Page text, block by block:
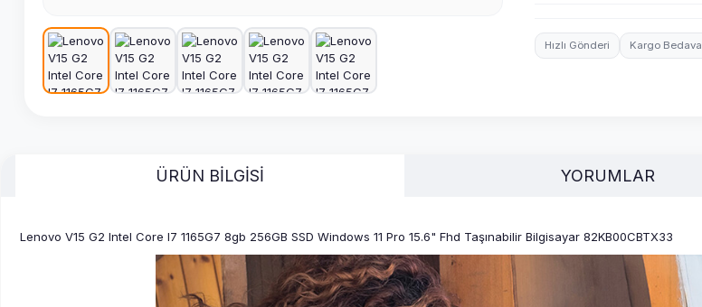
Hızlı Gönderi Kargo Bedava
ÜRÜN BİLGİSİ
Lenovo V15 G2 Intel Core I7 1165G7 8gb 256GB SSD Windows 11 Pro 15.6" Fhd Taşınabilir Bilgisayar 82KB00CBTX33
YORUMLAR